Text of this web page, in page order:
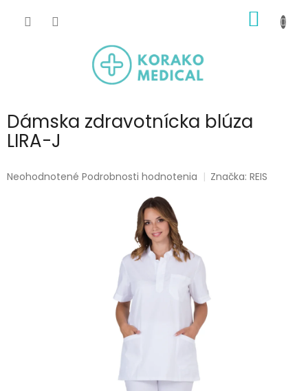
KOŠÍK
Dámska zdravotnícka blúza
LIRA-J
Priemerné
Neohodnotené Podrobnosti hodnotenia Značka:REIS